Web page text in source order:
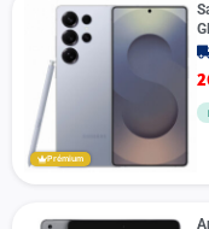
Prémium